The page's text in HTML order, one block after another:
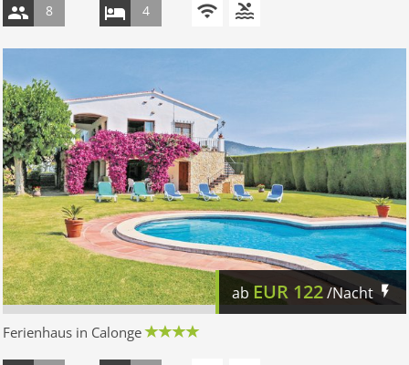
8 4
ab EUR 122/Nacht
Ferienhaus in Calonge